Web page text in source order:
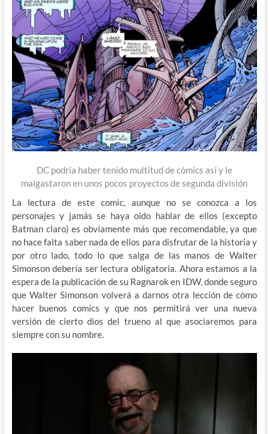
DC podría haber tenido multitud de cómics así y le
malgastaron en unos pocos proyectos de segunda división
La lectura de este comic, aunque no se conozca a los
personajes y jamás se haya oído hablar de ellos (excepto
Batman claro) es obviamente más que recomendable, ya que
no hace falta saber nada de ellos para disfrutar de la historia y
por otro lado, todo lo que salga de las manos de Walter
Simonson debería ser lectura obligatoria. Ahora estamos a la
espera de la publicación de su Ragnarok en IDW, donde seguro
que Walter Simonson volverá a darnos otra lección de cómo
hacer buenos comics y que nos permitirá ver una nueva
versión de cierto dios del trueno al que asociaremos para
siempre con su nombre.